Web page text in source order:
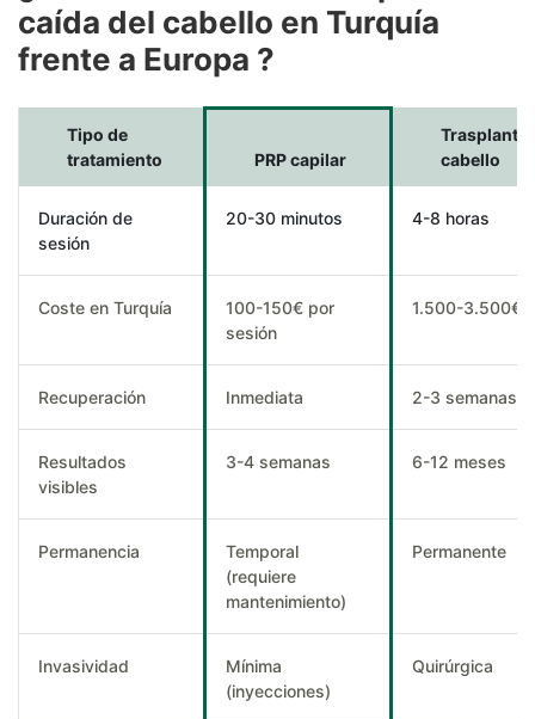
caída del cabello en Turquía
frente a Europa ?
Tipo de
tratamiento
PRP capilar
Trasplante
cabello
Duración de
sesión
20-30 minutos 4-8 horas
Coste en Turquía
100-150€ por
sesión
1.500-3.500€
Recuperación Inmediata 2-3 semanas
Resultados
visibles
3-4 semanas 6-12 meses
Permanencia
Temporal
(requiere
mantenimiento)
Permanente
Invasividad
Mínima
(inyecciones)
Quirúrgica